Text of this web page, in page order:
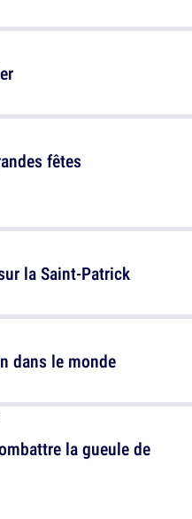
la Saint-Patrick
la gueule de
fêtes
dans le monde